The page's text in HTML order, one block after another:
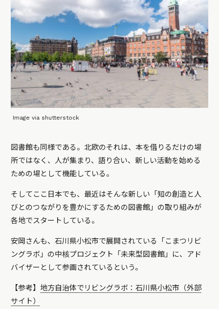
Image via shutterstock
図書館も同様である。北欧のそれは、本を借りるだけの場
所ではなく、人が集まり、語り合い、新しい活動を始める
ための場として機能している。
そしてここ日本でも、最近はそんな新しい「知の創造と人
びとのつながりを豊かにするための図書館」の取り組みが
各地でスタートしている。
安岡さんも、石川県小松市で展開されている「こまつリビ
ングラボ」の中核プロジェクト「未来型図書館」に、アド
バイザーとして参画されているという。
【参考】 地方自治体でリビングラボ：石川県小松市（外部
サイト）